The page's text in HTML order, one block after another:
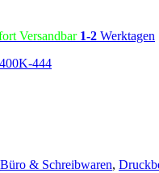
Versandbar 1-2 Werktagen
444
Büro & Schreibwaren,